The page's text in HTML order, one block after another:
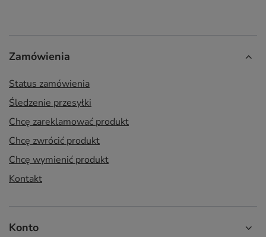
Zamówienia
Status zamówienia
Śledzenie przesyłki
Chcę zareklamować produkt
Chcę zwrócić produkt
Chcę wymienić produkt
Kontakt
Konto